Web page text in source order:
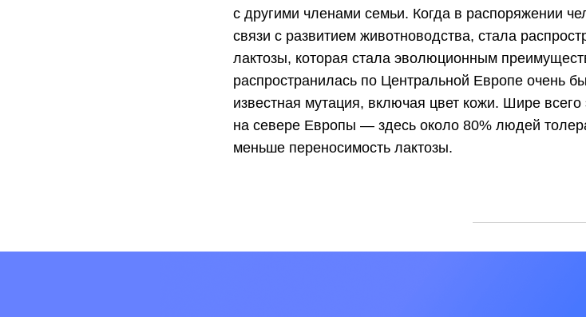
с другими членами семьи. Когда в распоряжении
связи с развитием животноводства, стала
лактозы, которая стала эволюционным
распространилась по Центральной Европе очень
известная мутация, включая цвет кожи. Шире
на севере Европы — здесь около 80% людей
меньше переносимость лактозы.